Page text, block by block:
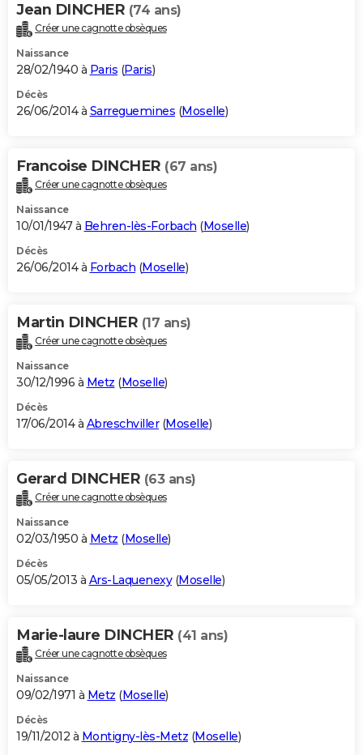
Jean DINCHER (74 ans)
Créer une cagnotte obsèques
Naissance
28/02/1940 à Paris (Paris)
Décès
26/06/2014 à Sarreguemines (Moselle)
Francoise DINCHER (67 ans)
Créer une cagnotte obsèques
Naissance
10/01/1947 à Behren-lès-Forbach (Moselle)
Décès
26/06/2014 à Forbach (Moselle)
Martin DINCHER (17 ans)
Créer une cagnotte obsèques
Naissance
30/12/1996 à Metz (Moselle)
Décès
17/06/2014 à Abreschviller(Moselle)
Gerard DINCHER (63 ans)
Créer une cagnotte obsèques
Naissance
02/03/1950 à Metz (Moselle)
Décès
05/05/2013 à Ars-Laquenexy(Moselle)
Marie-laure DINCHER (41 ans)
Créer une cagnotte obsèques
Naissance
09/02/1971 à Metz (Moselle)
Décès
19/11/2012 à Montigny-lès-Metz (Moselle)